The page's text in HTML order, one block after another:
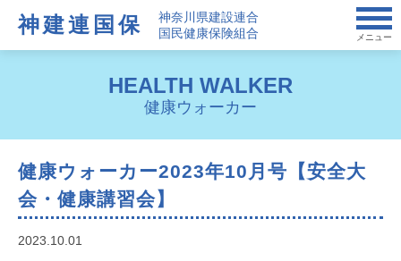
神建連国保
神奈川県建設連合
国民健康保険組合
メニュー
HEALTH WALKER
健康ウォーカー
健康ウォーカー2023年10月号【安全大
会・健康講習会】
2023.10.01